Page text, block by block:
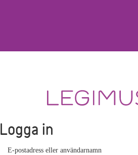
Logga in
E-postadress eller användarnamn